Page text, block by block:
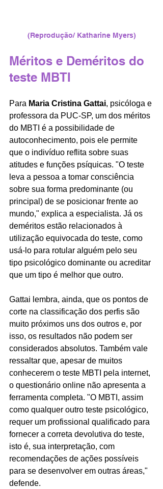
(Reprodução/ Katharine Myers)
Méritos e Deméritos do
teste MBTI
Para Maria Cristina Gattai, psicóloga e
professora da PUC-SP, um dos méritos
do MBTI é a possibilidade de
autoconhecimento, pois ele permite
que o indivíduo reflita sobre suas
atitudes e funções psíquicas. "O teste
leva a pessoa a tomar consciência
sobre sua forma predominante (ou
principal) de se posicionar frente ao
mundo," explica a especialista. Já os
deméritos estão relacionados à
utilização equivocada do teste, como
usá-lo para rotular alguém pelo seu
tipo psicológico dominante ou acreditar
que um tipo é melhor que outro.
Gattai lembra, ainda, que os pontos de
corte na classificação dos perfis são
muito próximos uns dos outros e, por
isso, os resultados não podem ser
considerados absolutos. Também vale
ressaltar que, apesar de muitos
conhecerem o teste MBTI pela internet,
o questionário online não apresenta a
ferramenta completa. "O MBTI, assim
como qualquer outro teste psicológico,
requer um profissional qualificado para
fornecer a correta devolutiva do teste,
isto é, sua interpretação, com
recomendações de ações possíveis
para se desenvolver em outras áreas,"
defende.